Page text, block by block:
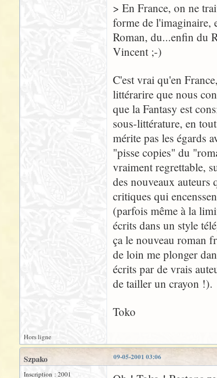
> En France, on ne
forme de l'imaginaire,
Roman, du...enfin du
Vincent ;-)
C'est vrai qu'en
littérarire que nous
que la Fantasy est
sous-littérature, en
mérite pas les égards
"pisse copies" du
vraiment regrettable,
des nouveaux auteurs
critiques qui
(parfois même à la
écrits dans un style
ça le nouveau roman
de loin me plonger
écrits par de vrais
de tailler un crayon !).
Toko
Hors ligne
09-05-2001 03:06
Szpako
Inscription : 2001